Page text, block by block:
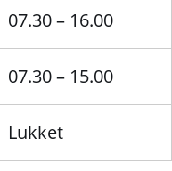
07.30 – 16.00
07.30 – 15.00
Lukket